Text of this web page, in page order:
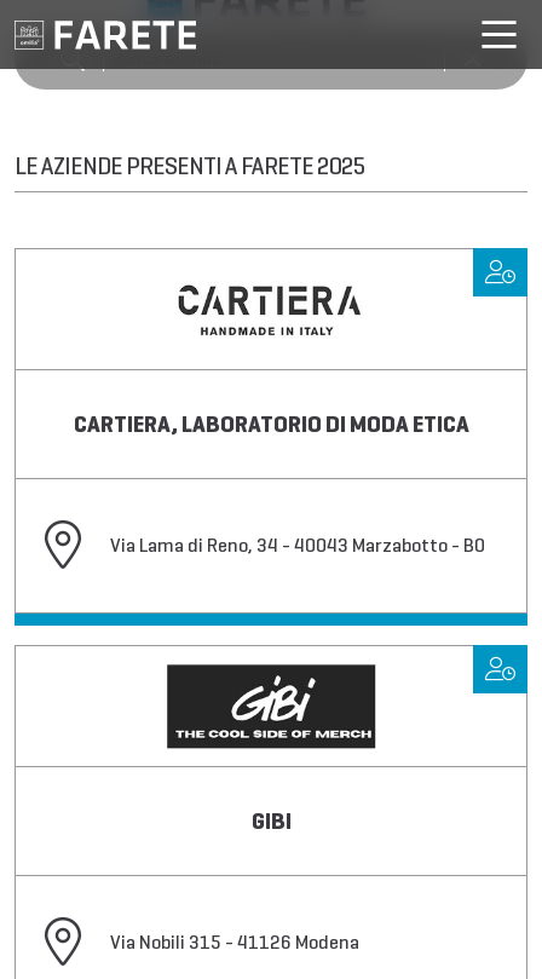
LE AZIENDE PRESENTI A FARETE 2025
CARTIERA, LABORATORIO DI MODA ETICA
Via Lama di Reno, 34 - 40043 Marzabotto - BO
GIBI
Via Nobili 315 - 41126 Modena